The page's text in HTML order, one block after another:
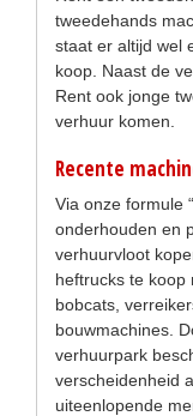
tweedehands
staat er altijd wel
koop. Naast de
Rent ook jonge
verhuur komen.
Recente
Via onze formule
onderhouden en
verhuurvloot
heftrucks te koop
bobcats,
bouwmachines.
verhuurpark
verscheidenheid
uiteenlopende